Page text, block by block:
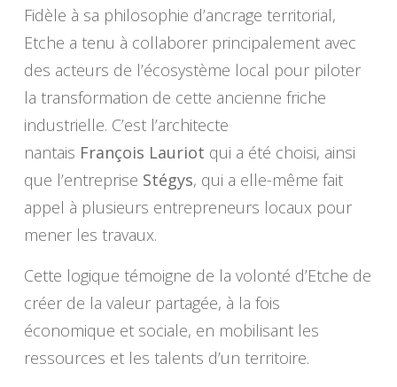
Fidèle à sa philosophie d’ancrage territorial,
Etche a tenu à collaborer principalement avec
des acteurs de l’écosystème local pour piloter
la transformation de cette ancienne friche
industrielle. C’est l’architecte
nantais François Lauriot qui a été choisi, ainsi
que l’entreprise Stégys, qui a elle-même fait
appel à plusieurs entrepreneurs locaux pour
mener les travaux.
Cette logique témoigne de la volonté d’Etche de
créer de la valeur partagée, à la fois
économique et sociale, en mobilisant les
ressources et les talents d’un territoire.